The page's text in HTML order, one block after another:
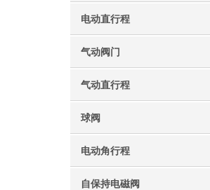
电动直行程
气动阀门
气动直行程
球阀
电动角行程
自保持电磁阀